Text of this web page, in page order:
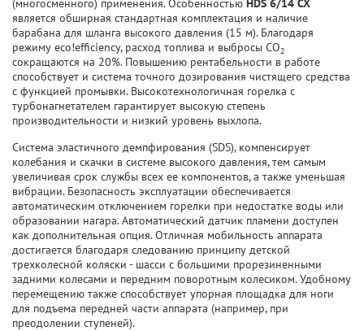
(многосменного) применения. Особенностью HDS 6/14 CX
является обширная стандартная комплектация и наличие
барабана для шланга высокого давления (15 м). Благодаря
режиму eco!efficiency, расход топлива и выбросы CO2
сокращаются на 20%. Повышению рентабельности в работе
способствует и система точного дозирования чистящего средства
с функцией промывки. Высокотехнологичная горелка с
турбонагнетателем гарантирует высокую степень
производительности и низкий уровень выхлопа.
Система эластичного демпфирования (SDS), компенсирует
колебания и скачки в системе высокого давления, тем самым
увеличивая срок службы всех ее компонентов, а также уменьшая
вибрации. Безопасность эксплуатации обеспечивается
автоматическим отключением горелки при недостатке воды или
образовании нагара. Автоматический датчик пламени доступен
как дополнительная опция. Отличная мобильность аппарата
достигается благодаря следованию принципу детской
трехколесной коляски - шасси с большими прорезиненными
задними колесами и передним поворотным колесиком. Удобному
перемещению также способствует упорная площадка для ноги
для подъема передней части аппарата (например, при
преодолении ступеней).